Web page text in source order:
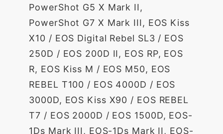
PowerShot G5 X Mark II,
PowerShot G7 X Mark III, EOS Kiss
X10 / EOS Digital Rebel SL3 / EOS
250D / EOS 200D II, EOS RP, EOS
R, EOS Kiss M / EOS M50, EOS
REBEL T100 / EOS 4000D / EOS
3000D, EOS Kiss X90 / EOS REBEL
T7 / EOS 2000D / EOS 1500D, EOS-
1Ds Mark III, EOS-1Ds Mark II, EOS-